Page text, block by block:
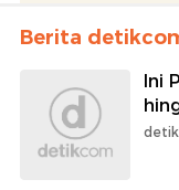
Berita
Ini